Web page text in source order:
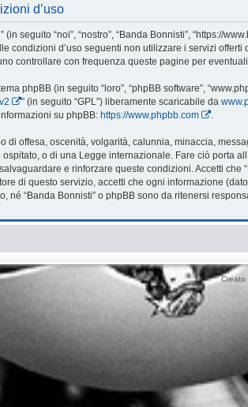
d’uso
(in seguito “noi”, “nostro”, “Banda Bonnisti”, “https://
condizioni d’uso seguenti non utilizzare i servizi
controllare con frequenza queste pagine per
phpBB (in seguito “loro”, “phpBB software”,
” (in seguito “GPL”) liberamente scaricabile da
su phpBB: https://www.phpbb.com .
di offesa, oscenità, volgarità, calunnia, minaccia,
ospitato, o di una Legge internazionale. Fare ciò porta
e rinforzare queste condizioni. Accetti
di questo servizio, accetti che ogni informazione
né “Banda Bonnisti” o phpBB sono da ritenersi
Creato